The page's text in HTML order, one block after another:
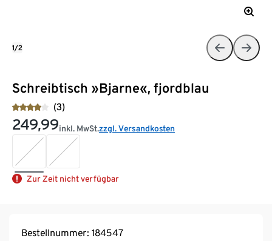
Schreibtisch »Bjarne«, fjordblau
(3)
249,99inkl. MwSt.zzgl. Versandkosten
Zur Zeit nicht verfügbar
1/2
Bestellnummer: 184547